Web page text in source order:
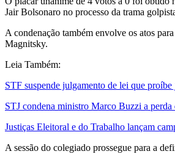
Jair Bolsonaro no processo da trama
A condenação também envolve os atos
Magnitsky.
Leia Também:
STF suspende julgamento de lei que proíbe
STJ condena ministro Marco Buzzi a perda
Justiças Eleitoral e do Trabalho lançam
A sessão do colegiado prossegue para a